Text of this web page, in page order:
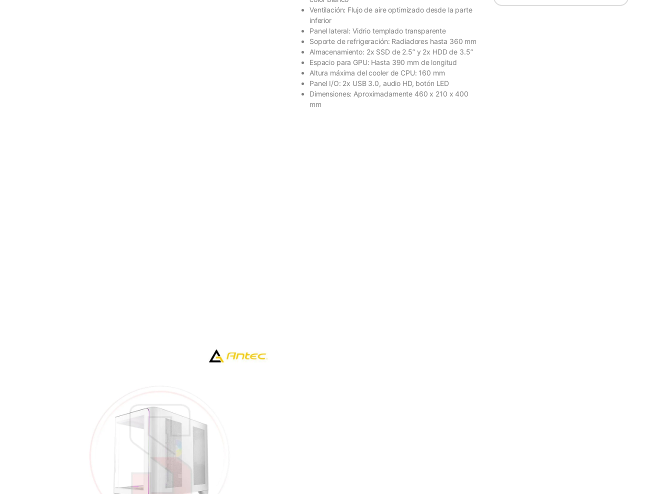
Ventilación: Flujo de aire optimizado desde la parte
inferior
Panel lateral: Vidrio templado transparente
Soporte de refrigeración: Radiadores hasta 360 mm
Almacenamiento: 2x SSD de 2.5” y 2x HDD de 3.5”
Espacio para GPU: Hasta 390 mm de longitud
Altura máxima del cooler de CPU: 160 mm
Panel I/O: 2x USB 3.0, audio HD, botón LED
Dimensiones: Aproximadamente 460 x 210 x 400
mm